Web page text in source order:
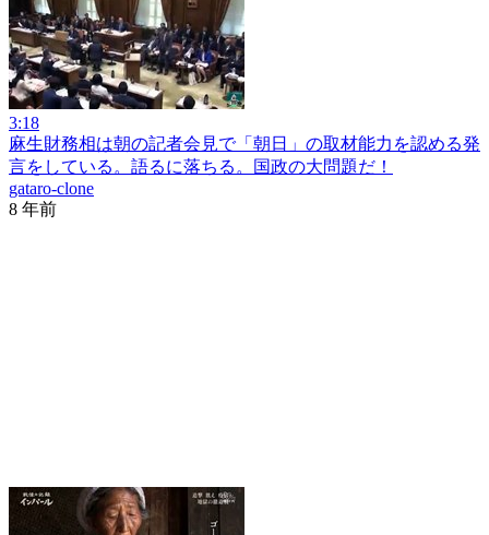
3:18
麻生財務相は朝の記者会見で「朝日」の取材能力を認める発
言をしている。語るに落ちる。国政の大問題だ！
gataro-clone
8 年前